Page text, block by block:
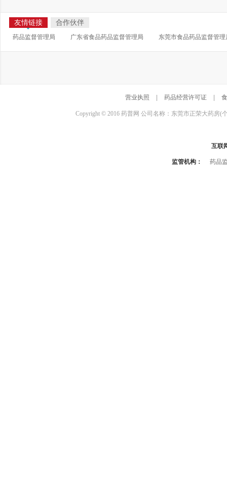
友情链接 合作伙伴
药品监督管理局 广东省食品药品监督管理局 东莞市食品药品监督管理
营业执照 药品经营许可证
Copyright © 2016 药普网 公司名称：东莞市正荣大药房(
互联
监管机构： 药品